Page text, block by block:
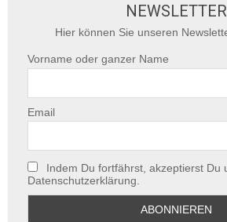
NEWSLETTER
Hier können Sie unseren
Vorname oder ganzer Name
Email
Indem Du fortfährst, akzeptierst Du
Datenschutzerklärung.